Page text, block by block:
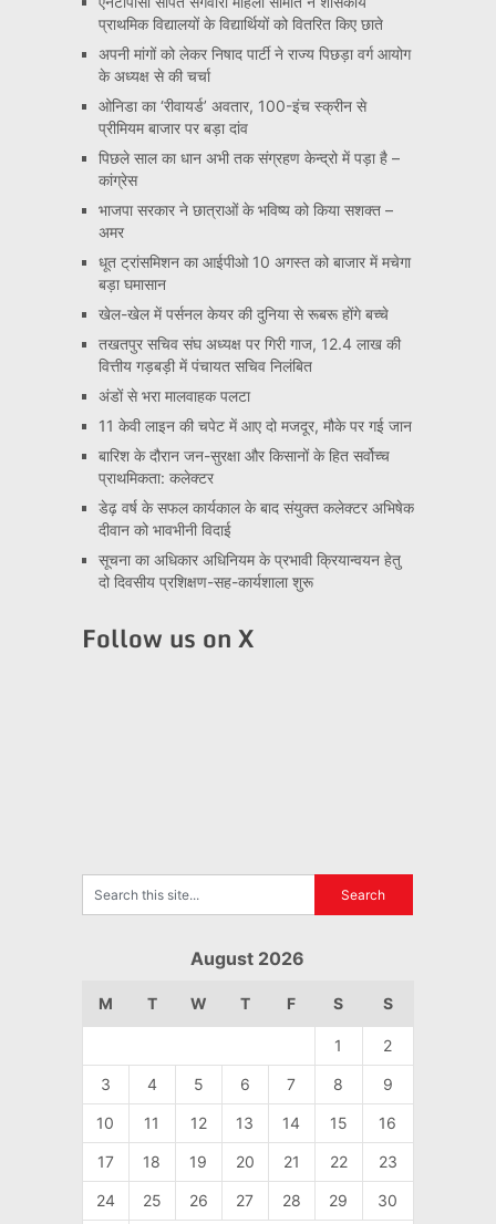
प्राथमिक विद्यालयों के विद्यार्थियों को वितरित किए छाते
अपनी मांगों को लेकर निषाद पार्टी ने राज्य पिछड़ा वर्ग आयोग
के अध्यक्ष से की चर्चा
ओनिडा का ‘रीवायर्ड’ अवतार, 100-इंच स्क्रीन से
प्रीमियम बाजार पर बड़ा दांव
पिछले साल का धान अभी तक संग्रहण केन्द्रो में पड़ा है –
कांग्रेस
भाजपा सरकार ने छात्राओं के भविष्य को किया सशक्त –
अमर
धूत ट्रांसमिशन का आईपीओ 10 अगस्त को बाजार में मचेगा
बड़ा घमासान
खेल-खेल में पर्सनल केयर की दुनिया से रूबरू होंगे बच्चे
तखतपुर सचिव संघ अध्यक्ष पर गिरी गाज, 12.4 लाख की
वित्तीय गड़बड़ी में पंचायत सचिव निलंबित
अंडों से भरा मालवाहक पलटा
11 केवी लाइन की चपेट में आए दो मजदूर, मौके पर गई जान
बारिश के दौरान जन-सुरक्षा और किसानों के हित सर्वोच्च
प्राथमिकता: कलेक्टर
डेढ़ वर्ष के सफल कार्यकाल के बाद संयुक्त कलेक्टर अभिषेक
दीवान को भावभीनी विदाई
सूचना का अधिकार अधिनियम के प्रभावी क्रियान्वयन हेतु
दो दिवसीय प्रशिक्षण-सह-कार्यशाला शुरू
Follow us on X
August 2026
M T W T F S S
1 2
3 4 5 6 7 8 9
10 11 12 13 14 15 16
17 18 19 20 21 22 23
24 25 26 27 28 29 30